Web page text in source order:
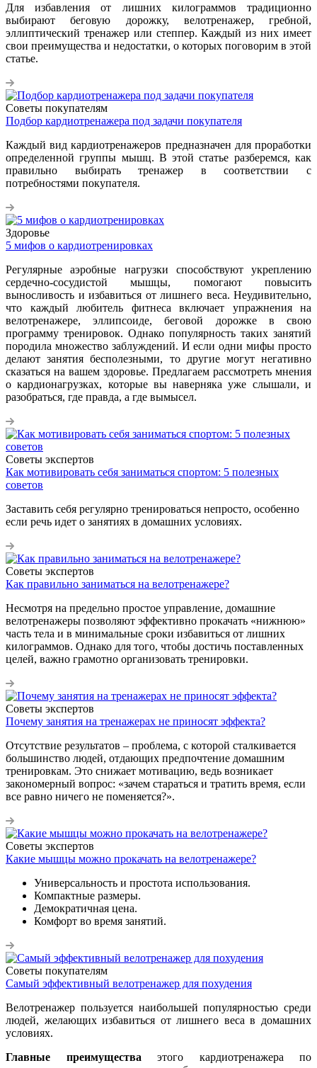
Для избавления от лишних килограммов традиционно
выбирают беговую дорожку, велотренажер, гребной,
эллиптический тренажер или степпер. Каждый из них имеет
свои преимущества и недостатки, о которых поговорим в этой
статье.
Советы покупателям
Подбор кардиотренажера под задачи покупателя
Каждый вид кардиотренажеров предназначен для проработки
определенной группы мышц. В этой статье разберемся, как
правильно выбирать тренажер в соответствии с
потребностями покупателя.
Здоровье
5 мифов о кардиотренировках
Регулярные аэробные нагрузки способствуют укреплению
сердечно-сосудистой мышцы, помогают повысить
выносливость и избавиться от лишнего веса. Неудивительно,
что каждый любитель фитнеса включает упражнения на
велотренажере, эллипсоиде, беговой дорожке в свою
программу тренировок. Однако популярность таких занятий
породила множество заблуждений. И если одни мифы просто
делают занятия бесполезными, то другие могут негативно
сказаться на вашем здоровье. Предлагаем рассмотреть мнения
о кардионагрузках, которые вы наверняка уже слышали, и
разобраться, где правда, а где вымысел.
Советы экспертов
Как мотивировать себя заниматься спортом: 5 полезных
советов
Заставить себя регулярно тренироваться непросто, особенно
если речь идет о занятиях в домашних условиях.
Советы экспертов
Как правильно заниматься на велотренажере?
Несмотря на предельно простое управление, домашние
велотренажеры позволяют эффективно прокачать «нижнюю»
часть тела и в минимальные сроки избавиться от лишних
килограммов. Однако для того, чтобы достичь поставленных
целей, важно грамотно организовать тренировки.
Советы экспертов
Почему занятия на тренажерах не приносят эффекта?
Отсутствие результатов – проблема, с которой сталкивается
большинство людей, отдающих предпочтение домашним
тренировкам. Это снижает мотивацию, ведь возникает
закономерный вопрос: «зачем стараться и тратить время, если
все равно ничего не поменяется?».
Советы экспертов
Какие мышцы можно прокачать на велотренажере?
Универсальность и простота использования.
Компактные размеры.
Демократичная цена.
Комфорт во время занятий.
Советы покупателям
Самый эффективный велотренажер для похудения
Велотренажер пользуется наибольшей популярностью среди
людей, желающих избавиться от лишнего веса в домашних
условиях.
Главные преимущества этого кардиотренажера по